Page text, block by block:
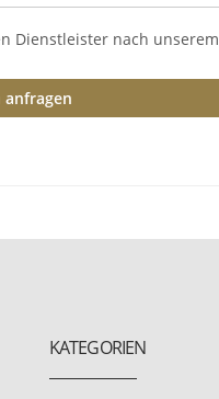
Dienstleister nach unserem
anfragen
KATEGORIEN